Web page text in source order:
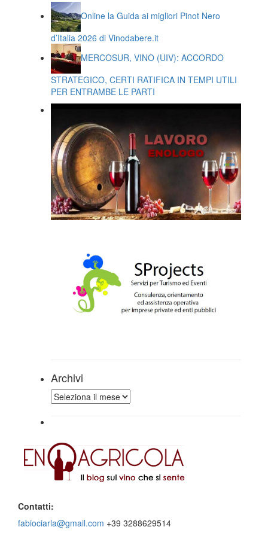
Online la Guida ai migliori Pinot Nero
d’Italia 2026 di Vinodabere.it
MERCOSUR, VINO (UIV): ACCORDO
STRATEGICO, CERTI RATIFICA IN TEMPI UTILI
PER ENTRAMBE LE PARTI
Archivi
Archivi
Contatti:
fabiociarla@gmail.com +39 3288629514